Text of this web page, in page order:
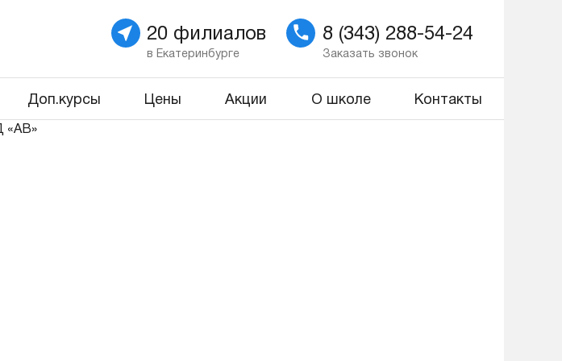
20 филиалов
в Екатеринбурге
8 (343) 288-54-24
Заказать звонок
Доп.курсы Цены Акции О школе Контакты
«АВ»